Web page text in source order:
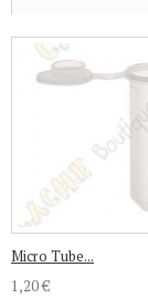
Micro Tube...
1,20 €